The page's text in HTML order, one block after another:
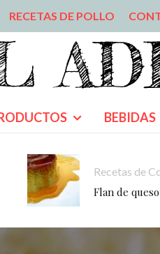
RECETAS DE POLLO
BEBIDAS
Recetas de
Flan de